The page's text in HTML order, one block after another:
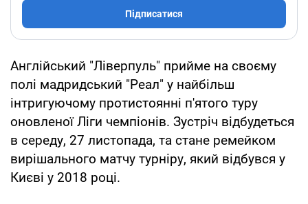
Підписатися
Англійський "Ліверпуль" прийме на своєму
полі мадридський "Реал" у найбільш
інтригуючому протистоянні п'ятого туру
оновленої Ліги чемпіонів. Зустріч відбудеться
в середу, 27 листопада, та стане ремейком
вирішального матчу турніру, який відбувся у
Києві у 2018 році.